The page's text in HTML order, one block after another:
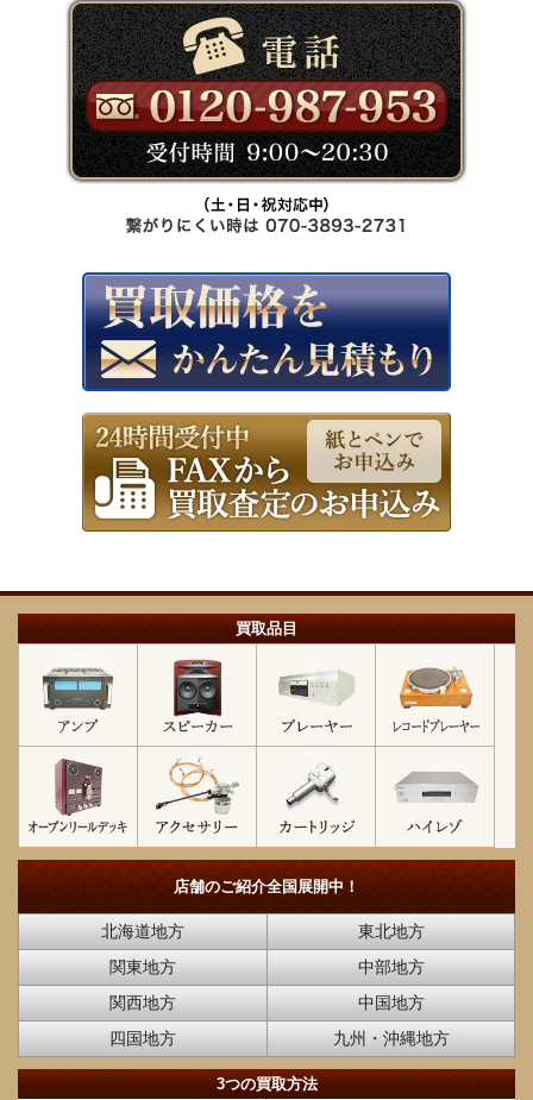
買取品目
店舗のご紹介全国展開中！
北海道地方
東北地方
関東地方
中部地方
関西地方
中国地方
四国地方
九州・沖縄地方
3つの買取方法